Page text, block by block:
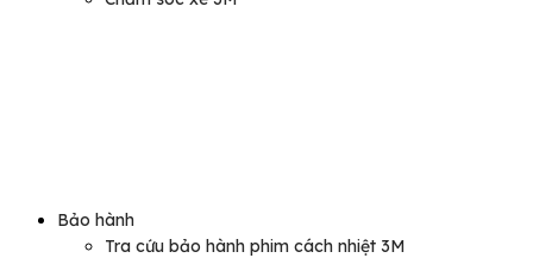
Bảo hành
Tra cứu bảo hành phim cách nhiệt 3M